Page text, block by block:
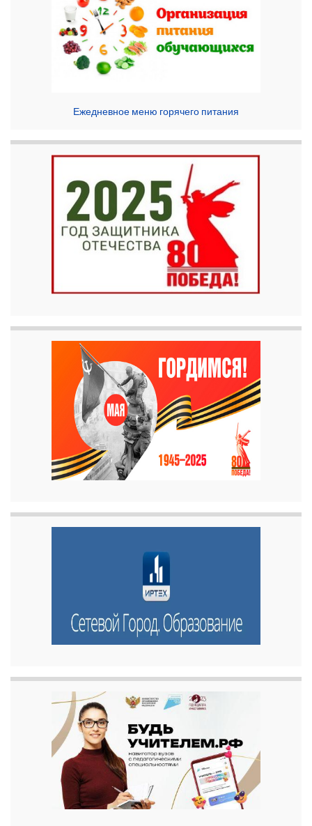
Ежедневное меню горячего питания